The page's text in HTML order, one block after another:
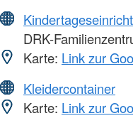
DRK-
Karte: Link zur
Kleidercontainer
Karte: Link zur